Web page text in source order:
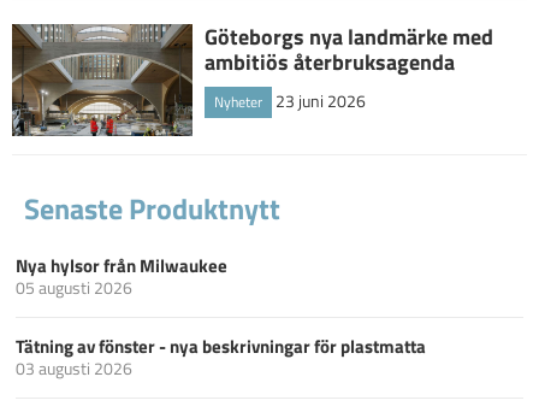
Göteborgs nya landmärke med
ambitiös återbruksagenda
Nyheter 23 juni 2026
Senaste Produktnytt
Nya hylsor från Milwaukee
05 augusti 2026
Tätning av fönster - nya beskrivningar för plastmatta
03 augusti 2026